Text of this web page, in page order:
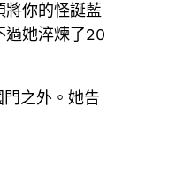
將你的怪誕藍
過她淬煉了20
之外。她告